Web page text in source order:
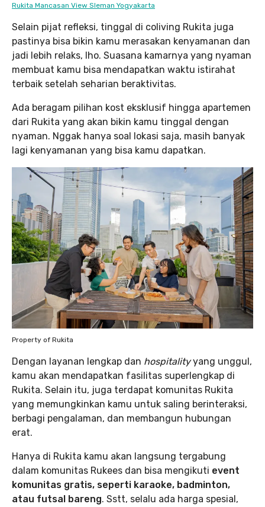
Rukita Mancasan View Sleman Yogyakarta
Selain pijat refleksi, tinggal di coliving Rukita juga
pastinya bisa bikin kamu merasakan kenyamanan dan
jadi lebih relaks, lho. Suasana kamarnya yang nyaman
membuat kamu bisa mendapatkan waktu istirahat
terbaik setelah seharian beraktivitas.
Ada beragam pilihan kost eksklusif hingga apartemen
dari Rukita yang akan bikin kamu tinggal dengan
nyaman. Nggak hanya soal lokasi saja, masih banyak
lagi kenyamanan yang bisa kamu dapatkan.
Property of Rukita
Dengan layanan lengkap dan hospitalityyang unggul,
kamu akan mendapatkan fasilitas superlengkap di
Rukita. Selain itu, juga terdapat komunitas Rukita
yang memungkinkan kamu untuk saling berinteraksi,
berbagi pengalaman, dan membangun hubungan
erat.
Hanya di Rukita kamu akan langsung tergabung
dalam komunitas Rukees dan bisa mengikuti event
komunitas gratis, seperti karaoke, badminton,
atau futsal bareng. Sstt, selalu ada harga spesial,